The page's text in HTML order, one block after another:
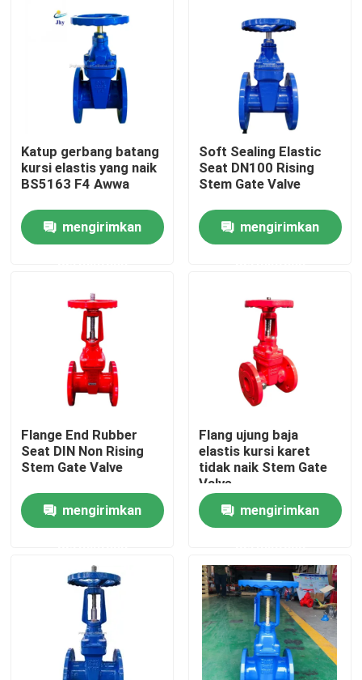
Rumah
Tentang kami
Kontrol kualitas
Hubungi kami
Katup Gerbang DI
Katup gerbang batang
kursi elastis yang naik
BS5163 F4 Awwa
mengirimkan
Soft Sealing Elastic
Seat DN100 Rising
Stem Gate Valve
mengirimkan
Flange End Rubber
Seat DIN Non Rising
Stem Gate Valve
mengirimkan
Flang ujung baja
elastis kursi karet
tidak naik Stem Gate
Valve
mengirimkan